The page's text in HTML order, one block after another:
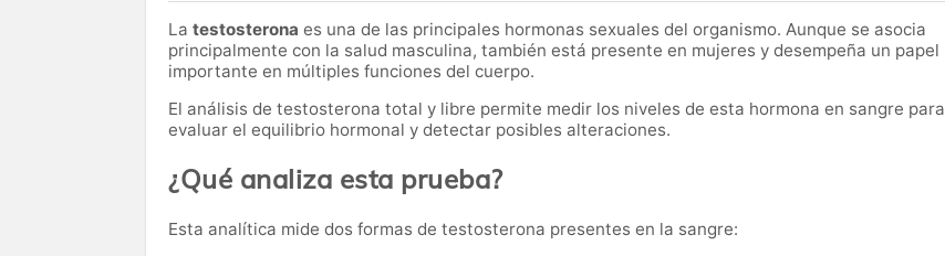
La testosterona es una de las principales hormonas sexuales del organismo. Aunque se asocia
principalmente con la salud masculina, también está presente en mujeres y desempeña un papel
importante en múltiples funciones del cuerpo.
El análisis de testosterona total y libre permite medir los niveles de esta hormona en sangre para
evaluar el equilibrio hormonal y detectar posibles alteraciones.
¿Qué analiza esta prueba?
Esta analítica mide dos formas de testosterona presentes en la sangre: